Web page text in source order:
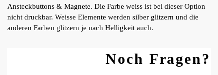
Ansteckbuttons & Magnete. Die Farbe weiss ist bei dieser Option
nicht druckbar. Weisse Elemente werden silber glitzern und die
anderen Farben glitzern je nach Helligkeit auch.
Noch Fragen?